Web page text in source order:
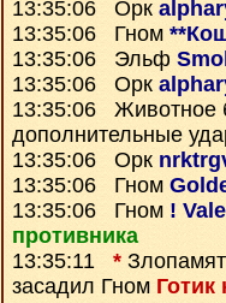
13:35:06 Орк
13:35:06 Гном
13:35:06 Эльф
13:35:06 Орк
13:35:06 Животное
дополнительные
13:35:06 Орк
13:35:06 Гном
13:35:06 Гном !
противника
13:35:11 *
засадил Гном Готик